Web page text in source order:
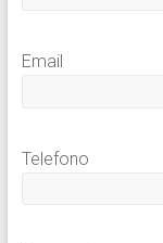
Email
Telefono